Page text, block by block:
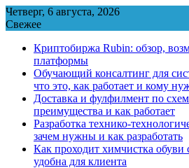
Перейти
к
Четверг, 6 августа, 2026
Свежее
Криптобиржа Rubin: обзор,
платформы
Обучающий консалтинг для
что это, как работает и кому
Доставка и фулфилмент по
преимущества и как работает
Разработка технико-
зачем нужны и как разработать
Как проходит химчистка обуви
удобна для клиента